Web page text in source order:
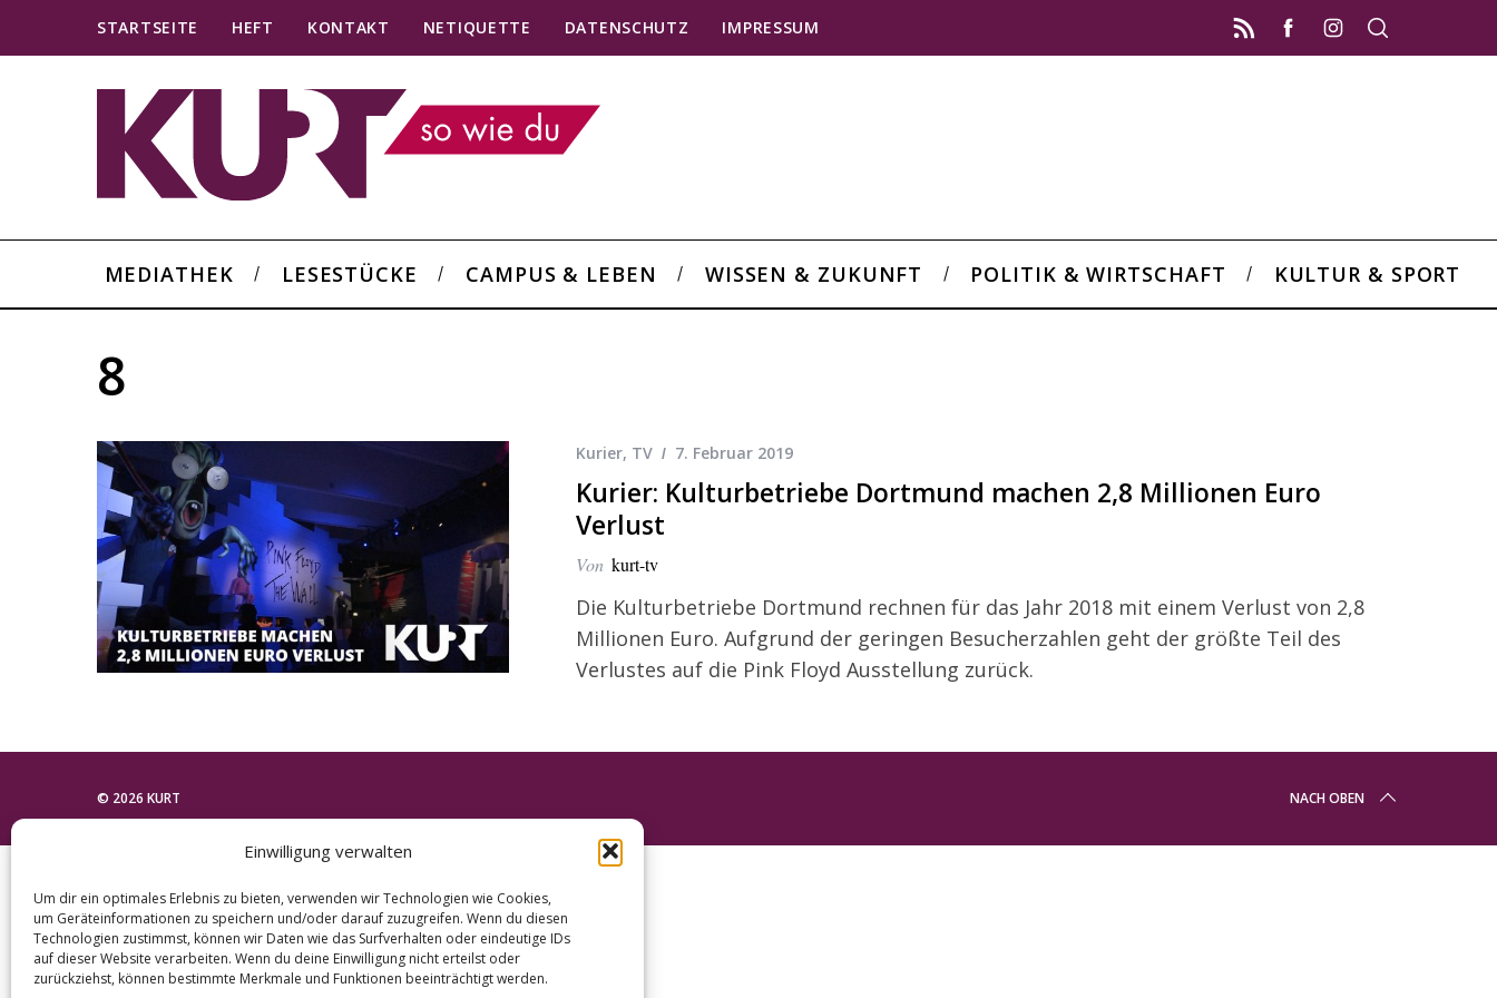
Einwilligung verwalten
Um dir ein optimales Erlebnis zu bieten, verwenden wir Technologien wie Cookies,
um Geräteinformationen zu speichern und/oder darauf zuzugreifen. Wenn du diesen
Technologien zustimmst, können wir Daten wie das Surfverhalten oder eindeutige IDs
auf dieser Website verarbeiten. Wenn du deine Einwilligung nicht erteilst oder
zurückziehst, können bestimmte Merkmale und Funktionen beeinträchtigt werden.
STARTSEITE HEFT KONTAKT NETIQUETTE DATENSCHUTZ IMPRESSUM
MEDIATHEK LESESTÜCKE CAMPUS & LEBEN WISSEN & ZUKUNFT POLITIK & WIRTSCHAFT KULTUR & SPORT
8
Kurier, TV 7. Februar 2019
Kurier: Kulturbetriebe Dortmund machen 2,8 Millionen Euro
Verlust
Von kurt-tv
Die Kulturbetriebe Dortmund rechnen für das Jahr 2018 mit einem Verlust von 2,8
Millionen Euro. Aufgrund der geringen Besucherzahlen geht der größte Teil des
Verlustes auf die Pink Floyd Ausstellung zurück.
© 2026 KURT NACH OBEN
S
e
a
r
c
h
f
o